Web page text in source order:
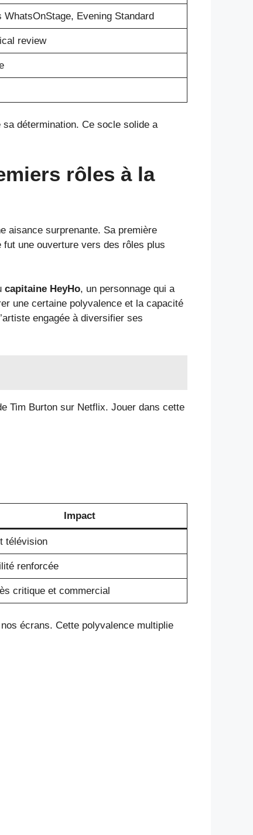
WhatsOnStage, Evening Standard
review
détermination. Ce socle solide a
rôles à la
aisance surprenante. Sa première
fut une ouverture vers des rôles plus
capitaine HeyHo, un personnage qui a
une certaine polyvalence et la capacité
engagée à diversifier ses
Tim Burton sur Netflix. Jouer dans cette
Impact
télévision
renforcée
critique et commercial
écrans. Cette polyvalence multiplie